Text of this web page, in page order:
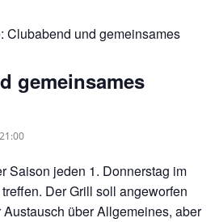
Clubabend und gemeinsames
gemeinsames
21:00
Saison jeden 1. Donnerstag im
Der Grill soll angeworfen
über Allgemeines, aber